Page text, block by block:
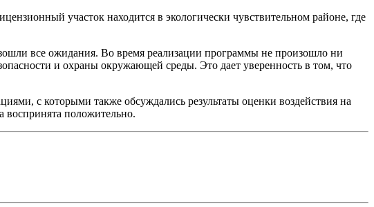
участок находится в экологически чувствительном районе, где
все ожидания. Во время реализации программы не произошло ни
и охраны окружающей среды. Это дает уверенность в том, что
с которыми также обсуждались результаты оценки воздействия на
воспринята положительно.